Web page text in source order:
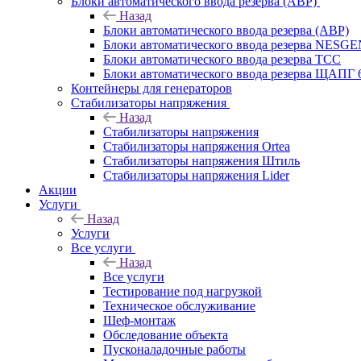
Назад
Блоки автоматического ввода резерва (АВР)
Блоки автоматического ввода резерва
Блоки автоматического ввода резерва ТСС
Блоки автоматического ввода резерва ЩАПГ
Контейнеры для генераторов
Стабилизаторы напряжения
Назад
Стабилизаторы напряжения
Стабилизаторы напряжения Ortea
Стабилизаторы напряжения Штиль
Стабилизаторы напряжения Lider
Акции
Услуги
Назад
Услуги
Все услуги
Назад
Все услуги
Тестирование под нагрузкой
Техническое обслуживание
Шеф-монтаж
Обследование объекта
Пусконаладочные работы